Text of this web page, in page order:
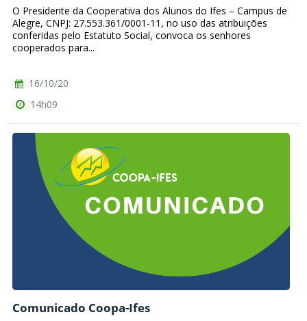
O Presidente da Cooperativa dos Alunos do Ifes – Campus de
Alegre, CNPJ: 27.553.361/0001-11, no uso das atribuições
conferidas pelo Estatuto Social, convoca os senhores
cooperados para...
16/10/20
14h09
Comunicado Coopa-Ifes